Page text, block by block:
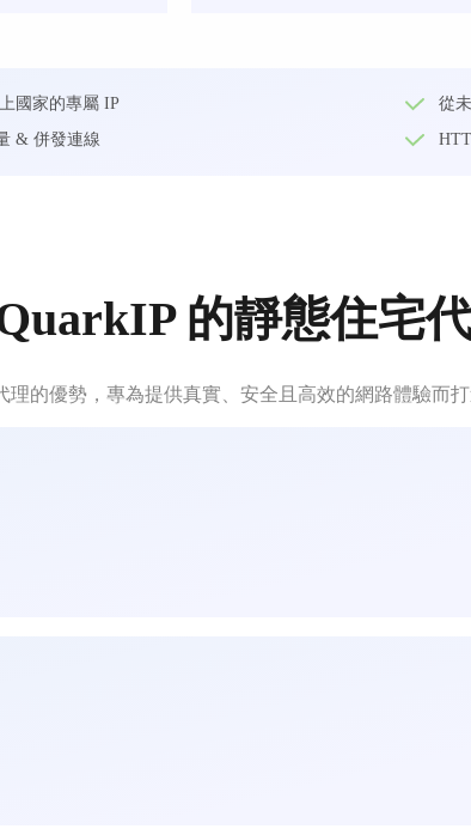
國家的專屬 IP
從
& 併發連線​
的靜態住宅
理的優勢，專為提供真實、安全且高效的網路體驗而打